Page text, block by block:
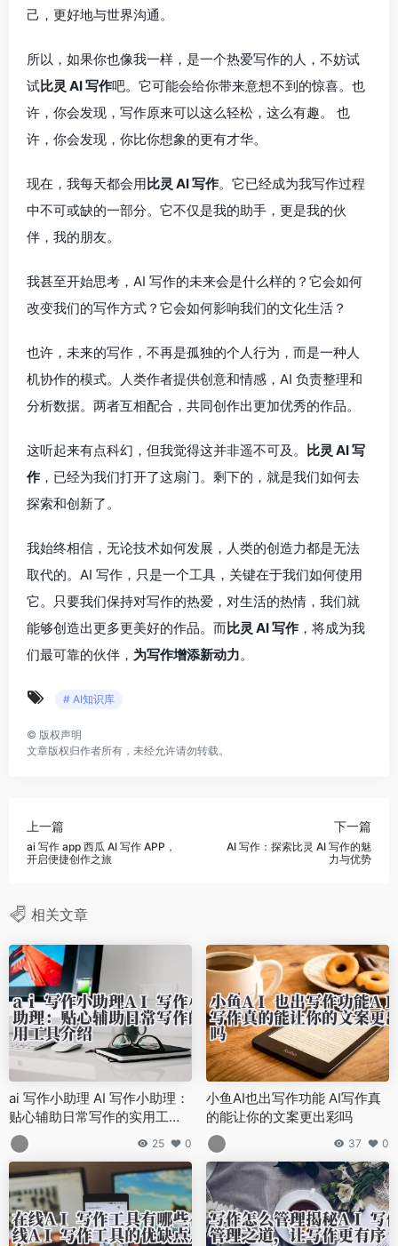
己，更好地与世界沟通。
所以，如果你也像我一样，是一个热爱写作的人，不妨试
试比灵 AI 写作吧。它可能会给你带来意想不到的惊喜。也
许，你会发现，写作原来可以这么轻松，这么有趣。 也
许，你会发现，你比你想象的更有才华。
现在，我每天都会用比灵 AI 写作。它已经成为我写作过程
中不可或缺的一部分。它不仅是我的助手，更是我的伙
伴，我的朋友。
我甚至开始思考，AI 写作的未来会是什么样的？它会如何
改变我们的写作方式？它会如何影响我们的文化生活？
也许，未来的写作，不再是孤独的个人行为，而是一种人
机协作的模式。人类作者提供创意和情感，AI 负责整理和
分析数据。两者互相配合，共同创作出更加优秀的作品。
这听起来有点科幻，但我觉得这并非遥不可及。 比灵 AI 写
作 ，已经为我们打开了这扇门。剩下的，就是我们如何去
探索和创新了。
我始终相信，无论技术如何发展，人类的创造力都是无法
取代的。AI 写作，只是一个工具，关键在于我们如何使用
它。只要我们保持对写作的热爱，对生活的热情，我们就
能够创造出更多更美好的作品。而比灵 AI 写作 ，将成为我
们最可靠的伙伴， 为写作增添新动力。
# AI知识库
© 版权声明
文章版权归作者所有，未经允许请勿转载。
上一篇
ai 写作 app 西瓜 AI 写作 APP，
开启便捷创作之旅
下一篇
AI 写作：探索比灵 AI 写作的魅
力与优势
相关文章
ai 写作小助理 AI 写作小助理：
贴心辅助日常写作的实用工具
介绍
25 0
小鱼AI也出写作功能 AI写作真
的能让你的文案更出彩吗
37 0